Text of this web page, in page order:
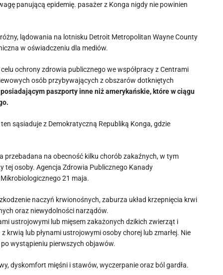
panującą epidemię. pasażer z Konga nigdy nie powinien
lądowania na lotnisku Detroit Metropolitan Wayne County
w oświadczeniu dla mediów.
ochrony zdrowia publicznego we współpracy z Centrami
osób przybywających z obszarów dotkniętych
paszporty inne niż amerykańskie, które w ciągu
sąsiaduje z Demokratyczną Republiką Konga, gdzie
przebadana na obecność kilku chorób zakaźnych, w tym
tej osoby. Agencja Zdrowia Publicznego Kanady
21 maja.
naczyń krwionośnych, zaburza układ krzepnięcia krwi
oraz niewydolności narządów.
ustrojowymi lub mięsem zakażonych dzikich zwierząt i
krwią lub płynami ustrojowymi osoby chorej lub zmarłej. Nie
wystąpieniu pierwszych objawów.
dyskomfort mięśni i stawów, wyczerpanie oraz ból gardła.